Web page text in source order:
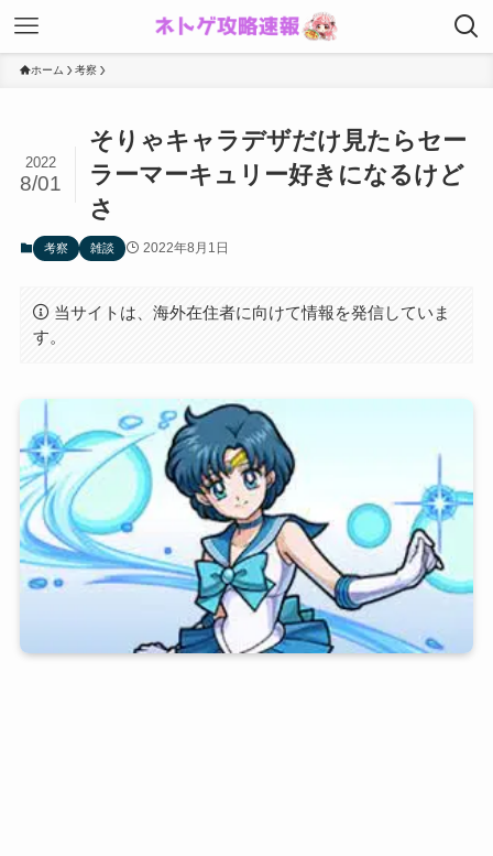
ホーム 考察
そりゃキャラデザだけ見たらセー
ラーマーキュリー好きになるけど
さ
2022
8/01
考察 雑談 2022年8月1日
当サイトは、海外在住者に向けて情報を発信していま
す。